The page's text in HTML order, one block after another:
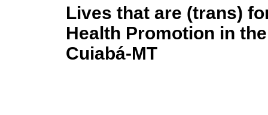
Lives that are (trans)
Health Promotion in
Cuiabá-MT